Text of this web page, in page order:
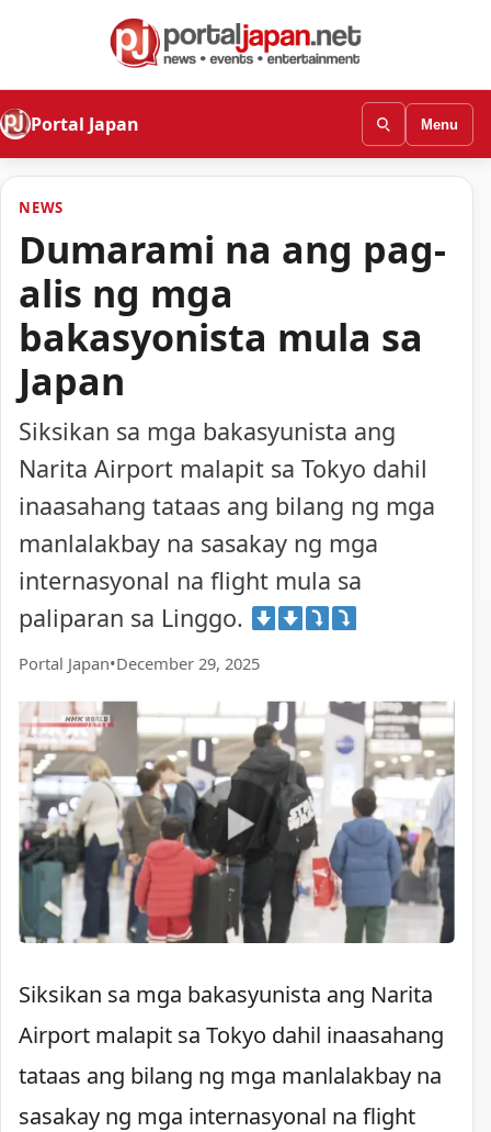
Portal Japan Menu
NEWS
Dumarami na ang pag-
alis ng mga
bakasyonista mula sa
Japan
Siksikan sa mga bakasyunista ang
Narita Airport malapit sa Tokyo dahil
inaasahang tataas ang bilang ng mga
manlalakbay na sasakay ng mga
internasyonal na flight mula sa
paliparan sa Linggo.
Portal Japan•December 29, 2025
Siksikan sa mga bakasyunista ang Narita
Airport malapit sa Tokyo dahil inaasahang
tataas ang bilang ng mga manlalakbay na
sasakay ng mga internasyonal na flight